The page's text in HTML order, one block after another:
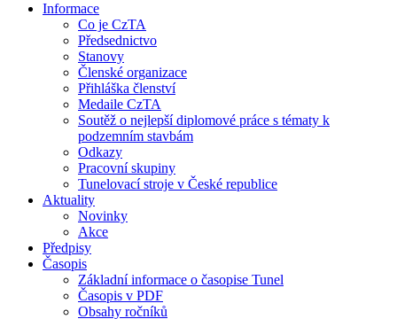
Informace
Co je CzTA
Předsednictvo
Stanovy
Členské organizace
Přihláška členství
Medaile CzTA
Soutěž o nejlepší diplomové práce s tématy k
podzemním stavbám
Odkazy
Pracovní skupiny
Tunelovací stroje v České republice
Aktuality
Novinky
Akce
Předpisy
Časopis
Základní informace o časopise Tunel
Časopis v PDF
Obsahy ročníků